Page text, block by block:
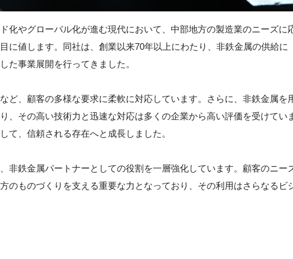
化やグローバル化が進む現代において、中部地方の製造業のニーズに
に値します。同社は、創業以来70年以上にわたり、非鉄金属の供給に
た事業展開を行ってきました。
ど、顧客の多様な要求に柔軟に対応しています。さらに、非鉄金属を
、その高い技術力と迅速な対応は多くの企業から高い評価を受けてい
て、信頼される存在へと成長しました。
非鉄金属パートナーとしての役割を一層強化しています。顧客のニー
のものづくりを支える重要な力となっており、その利用はさらなるビ